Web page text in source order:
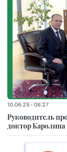
10.06.25 - 06:27
Руководитель
доктор